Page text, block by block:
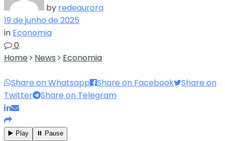
by redeaurora
19 de junho de 2025
in Economia
0
Home
News Economia
Share on Whatsapp Share on Facebook
Share on
Twitter
Share on Telegram
▶️ Play ⏸️ Pause